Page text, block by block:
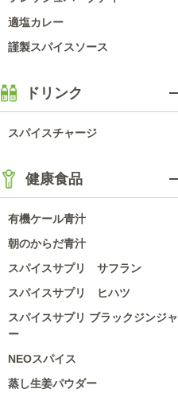
適塩カレー
謹製スパイスソース
ドリンク
スパイスチャージ
健康食品
有機ケール青汁
朝のからだ青汁
スパイスサプリ サフラン
スパイスサプリ ヒハツ
スパイスサプリ ブラックジンジャ
ー
NEOスパイス
蒸し生姜パウダー